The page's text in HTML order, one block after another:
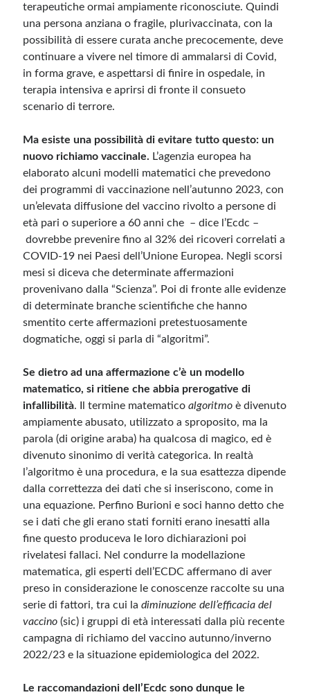
terapeutiche ormai ampiamente riconosciute. Quindi
una persona anziana o fragile, plurivaccinata, con la
possibilità di essere curata anche precocemente, deve
continuare a vivere nel timore di ammalarsi di Covid,
in forma grave, e aspettarsi di finire in ospedale, in
terapia intensiva e aprirsi di fronte il consueto
scenario di terrore.
Ma esiste una possibilità di evitare tutto questo: un
nuovo richiamo vaccinale. L’agenzia europea ha
elaborato alcuni modelli matematici che prevedono
dei programmi di vaccinazione nell’autunno 2023, con
un’elevata diffusione del vaccino rivolto a persone di
età pari o superiore a 60 anni che – dice l’Ecdc –
dovrebbe prevenire fino al 32% dei ricoveri correlati a
COVID-19 nei Paesi dell’Unione Europea. Negli scorsi
mesi si diceva che determinate affermazioni
provenivano dalla “Scienza”. Poi di fronte alle evidenze
di determinate branche scientifiche che hanno
smentito certe affermazioni pretestuosamente
dogmatiche, oggi si parla di “algoritmi”.
Se dietro ad una affermazione c’è un modello
matematico, si ritiene che abbia prerogative di
infallibilità. Il termine matematicoalgoritmo è divenuto
ampiamente abusato, utilizzato a sproposito, ma la
parola (di origine araba) ha qualcosa di magico, ed è
divenuto sinonimo di verità categorica. In realtà
l’algoritmo è una procedura, e la sua esattezza dipende
dalla correttezza dei dati che si inseriscono, come in
una equazione. Perfino Burioni e soci hanno detto che
se i dati che gli erano stati forniti erano inesatti alla
fine questo produceva le loro dichiarazioni poi
rivelatesi fallaci. Nel condurre la modellazione
matematica, gli esperti dell’ECDC affermano di aver
preso in considerazione le conoscenze raccolte su una
serie di fattori, tra cui ladiminuzione dell’efficacia del
vaccino(sic) i gruppi di età interessati dalla più recente
campagna di richiamo del vaccino autunno/inverno
2022/23 e la situazione epidemiologica del 2022.
Le raccomandazioni dell’Ecdc sono dunque le